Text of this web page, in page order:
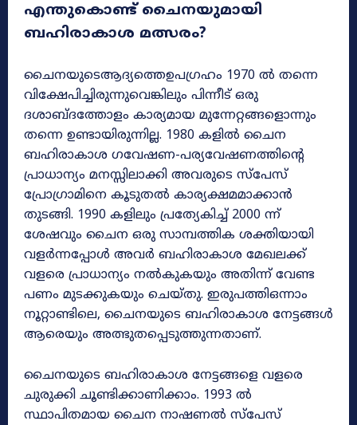
എന്തുകൊണ്ട് ചൈനയുമായി
ബഹിരാകാശ മത്സരം?
ചൈനയുടെആദ്യത്തെഉപഗ്രഹം 1970 ൽ തന്നെ
വിക്ഷേപിച്ചിരുന്നുവെങ്കിലും പിന്നീട് ഒരു
ദശാബ്ദത്തോളം കാര്യമായ മുന്നേറ്റങ്ങളൊന്നും
തന്നെ ഉണ്ടായിരുന്നില്ല. 1980 കളിൽ ചൈന
ബഹിരാകാശ ഗവേഷണ-പര്യവേഷണത്തിന്റെ
പ്രാധാന്യം മനസ്സിലാക്കി അവരുടെ സ്പേസ്
പ്രോഗ്രാമിനെ കൂടുതൽ കാര്യക്ഷമമാക്കാൻ
തുടങ്ങി. 1990 കളിലും പ്രത്യേകിച്ച് 2000 ന്ന്
ശേഷവും ചൈന ഒരു സാമ്പത്തിക ശക്തിയായി
വളർന്നപ്പോൾ അവർ ബഹിരാകാശ മേഖലക്ക്
വളരെ പ്രാധാന്യം നൽകുകയും അതിന്ന് വേണ്ട
പണം മുടക്കുകയും ചെയ്തു. ഇരുപത്തിഒന്നാം
നൂറ്റാണ്ടിലെ, ചൈനയുടെ ബഹിരാകാശ നേട്ടങ്ങൾ
ആരെയും അത്ഭുതപ്പെടുത്തുന്നതാണ്.
ചൈനയുടെ ബഹിരാകാശ നേട്ടങ്ങളെ വളരെ
ചുരുക്കി ചൂണ്ടിക്കാണിക്കാം. 1993 ൽ
സ്ഥാപിതമായ ചൈന നാഷണൽ സ്പേസ്